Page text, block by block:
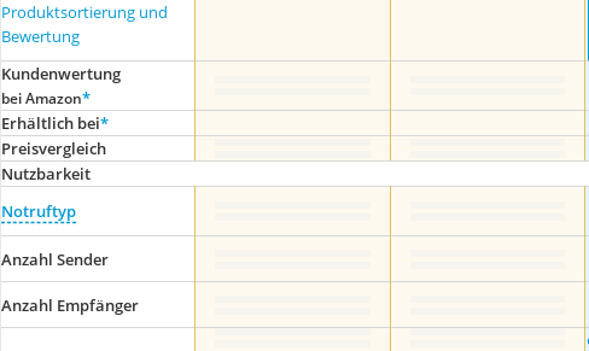
Produktsortierung und
Bewertung
Kundenwertung
bei Amazon*
Erhältlich bei*
Preis­vergleich
Nutzbarkeit
Notruftyp
Anzahl Sender
Anzahl Empfänger